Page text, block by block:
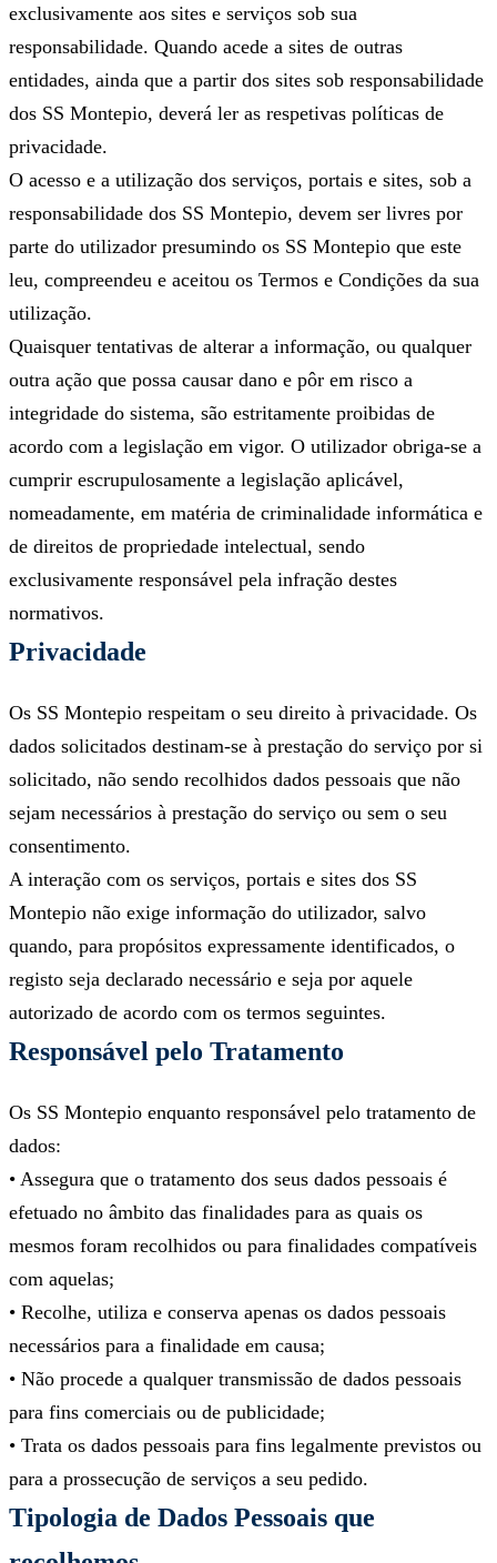
exclusivamente aos sites e serviços sob sua
responsabilidade. Quando acede a sites de outras
entidades, ainda que a partir dos sites sob responsabilidade
dos SS Montepio, deverá ler as respetivas políticas de
privacidade.
O acesso e a utilização dos serviços, portais e sites, sob a
responsabilidade dos SS Montepio, devem ser livres por
parte do utilizador presumindo os SS Montepio que este
leu, compreendeu e aceitou os Termos e Condições da sua
utilização.
Quaisquer tentativas de alterar a informação, ou qualquer
outra ação que possa causar dano e pôr em risco a
integridade do sistema, são estritamente proibidas de
acordo com a legislação em vigor. O utilizador obriga-se a
cumprir escrupulosamente a legislação aplicável,
nomeadamente, em matéria de criminalidade informática e
de direitos de propriedade intelectual, sendo
exclusivamente responsável pela infração destes
normativos.
Privacidade
Os SS Montepio respeitam o seu direito à privacidade. Os
dados solicitados destinam-se à prestação do serviço por si
solicitado, não sendo recolhidos dados pessoais que não
sejam necessários à prestação do serviço ou sem o seu
consentimento.
A interação com os serviços, portais e sites dos SS
Montepio não exige informação do utilizador, salvo
quando, para propósitos expressamente identificados, o
registo seja declarado necessário e seja por aquele
autorizado de acordo com os termos seguintes.
Responsável pelo Tratamento
Os SS Montepio enquanto responsável pelo tratamento de
dados:
• Assegura que o tratamento dos seus dados pessoais é
efetuado no âmbito das finalidades para as quais os
mesmos foram recolhidos ou para finalidades compatíveis
com aquelas;
• Recolhe, utiliza e conserva apenas os dados pessoais
necessários para a finalidade em causa;
• Não procede a qualquer transmissão de dados pessoais
para fins comerciais ou de publicidade;
• Trata os dados pessoais para fins legalmente previstos ou
para a prossecução de serviços a seu pedido.
Tipologia de Dados Pessoais que